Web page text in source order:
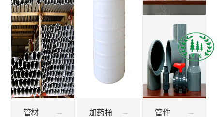
管材 加药桶 管件